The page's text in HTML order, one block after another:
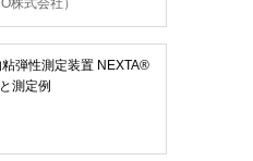
弾性測定装置 NEXTA®
測定例